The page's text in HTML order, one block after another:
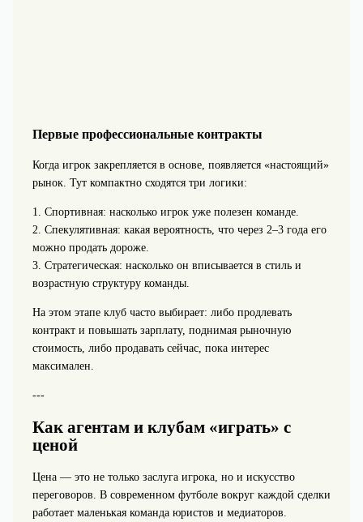
Первые профессиональные контракты
Когда игрок закрепляется в основе, появляется «настоящий»
рынок. Тут компактно сходятся три логики:
1. Спортивная: насколько игрок уже полезен команде.
2. Спекулятивная: какая вероятность, что через 2–3 года его
можно продать дороже.
3. Стратегическая: насколько он вписывается в стиль и
возрастную структуру команды.
На этом этапе клуб часто выбирает: либо продлевать
контракт и повышать зарплату, поднимая рыночную
стоимость, либо продавать сейчас, пока интерес
максимален.
---
Как агентам и клубам «играть» с
ценой
Цена — это не только заслуга игрока, но и искусство
переговоров. В современном футболе вокруг каждой сделки
работает маленькая команда юристов и медиаторов.